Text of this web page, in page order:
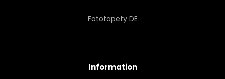
Fototapety DE
Information